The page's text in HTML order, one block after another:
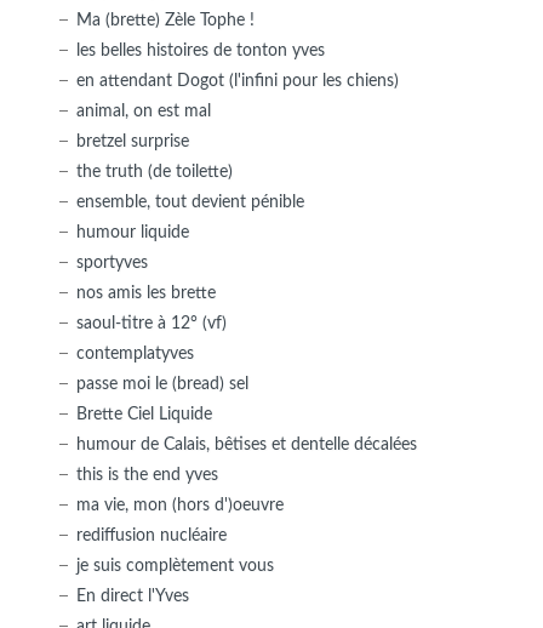
Ma (brette) Zèle Tophe !
les belles histoires de tonton yves
en attendant Dogot (l'infini pour les chiens)
animal, on est mal
bretzel surprise
the truth (de toilette)
ensemble, tout devient pénible
humour liquide
sportyves
nos amis les brette
saoul-titre à 12° (vf)
contemplatyves
passe moi le (bread) sel
Brette Ciel Liquide
humour de Calais, bêtises et dentelle décalées
this is the end yves
ma vie, mon (hors d')oeuvre
rediffusion nucléaire
je suis complètement vous
En direct l'Yves